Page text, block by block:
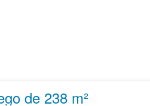
de 238 m²